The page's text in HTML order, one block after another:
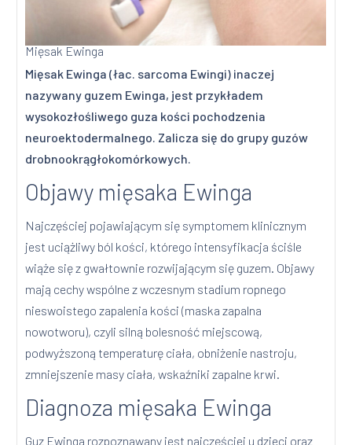
Mięsak Ewinga
Mięsak Ewinga (łac. sarcoma Ewingi) inaczej
nazywany guzem Ewinga, jest przykładem
wysokozłośliwego guza kości pochodzenia
neuroektodermalnego. Zalicza się do grupy guzów
drobnookrągłokomórkowych.
Objawy mięsaka Ewinga
Najczęściej pojawiającym się symptomem klinicznym
jest uciążliwy ból kości, którego intensyfikacja ściśle
wiąże się z gwałtownie rozwijającym się guzem. Objawy
mają cechy wspólne z wczesnym stadium ropnego
nieswoistego zapalenia kości (maska zapalna
nowotworu), czyli silną bolesność miejscową,
podwyższoną temperaturę ciała, obniżenie nastroju,
zmniejszenie masy ciała, wskaźniki zapalne krwi.
Diagnoza mięsaka Ewinga
Guz Ewinga rozpoznawany jest najczęściej u dzieci oraz